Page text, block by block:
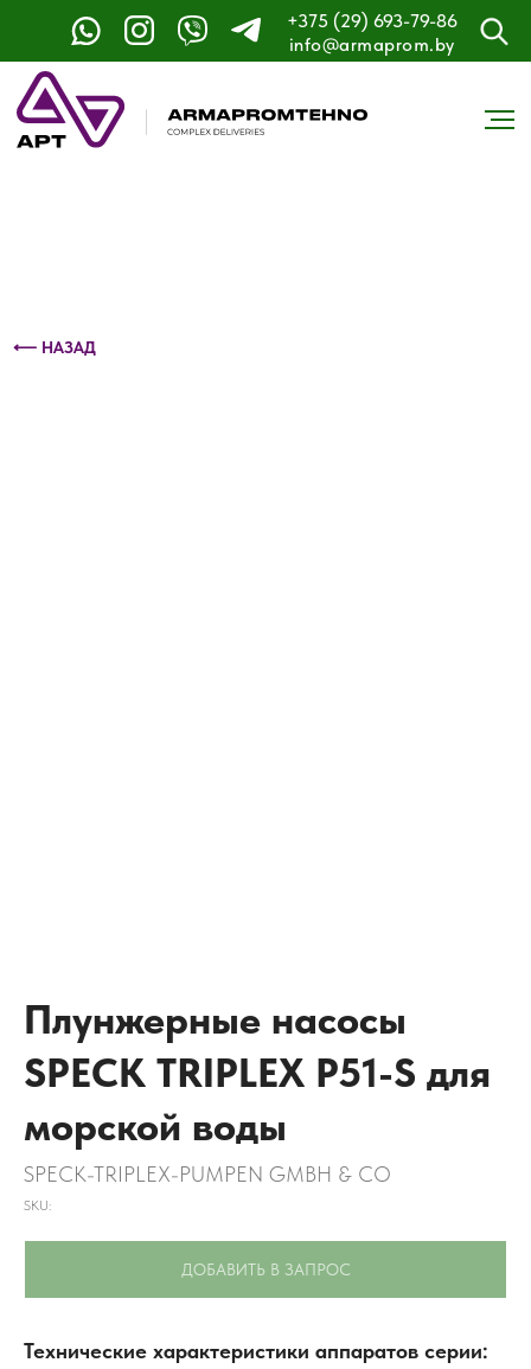
+375 (29) 693-79-86
info@armaprom.by
Контактный телефон: +375 (29) 693-79-86
⟵ НАЗАД
Плунжерные насосы
SPECK TRIPLEX P51-S для
морской воды
SPECK-TRIPLEX-PUMPEN GMBH & CO
SKU:
ДОБАВИТЬ В ЗАПРОС
Технические характеристики аппаратов серии: